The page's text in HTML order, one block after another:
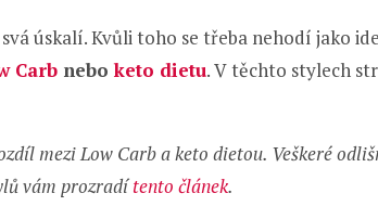
svá úskalí. Kvůli toho se třeba nehodí jako
Carb neboketo dietu. V těchto stylech
mezi Low Carb a keto dietou. Veškeré
vám prozradítento článek.